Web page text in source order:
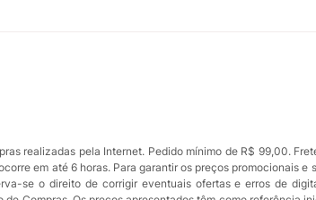
realizadas pela Internet. Pedido mínimo de R$ 99,00.
em até 6 horas. Para garantir os preços promocionais
se o direito de corrigir eventuais ofertas e erros de